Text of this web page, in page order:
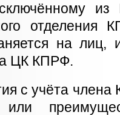
отделения
на лиц,
ЦК КПРФ.
с учёта